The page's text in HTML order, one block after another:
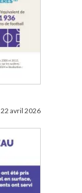
22 avril 2026